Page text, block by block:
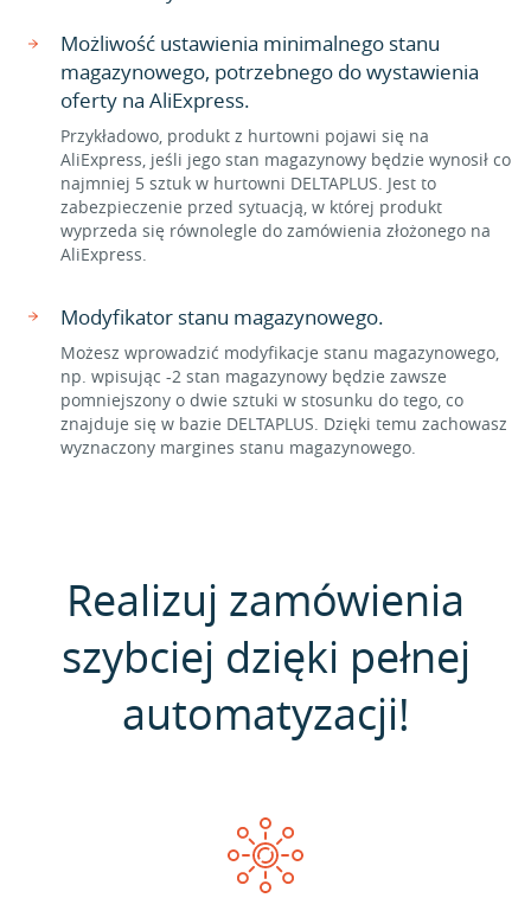
Możliwość ustawienia minimalnego stanu
magazynowego, potrzebnego do wystawienia
oferty na AliExpress.
Przykładowo, produkt z hurtowni pojawi się na
AliExpress, jeśli jego stan magazynowy będzie wynosił co
najmniej 5 sztuk w hurtowni DELTAPLUS. Jest to
zabezpieczenie przed sytuacją, w której produkt
wyprzeda się równolegle do zamówienia złożonego na
AliExpress.
Modyfikator stanu magazynowego.
Możesz wprowadzić modyfikacje stanu magazynowego,
np. wpisując -2 stan magazynowy będzie zawsze
pomniejszony o dwie sztuki w stosunku do tego, co
znajduje się w bazie DELTAPLUS. Dzięki temu zachowasz
wyznaczony margines stanu magazynowego.
Realizuj zamówienia
szybciej dzięki pełnej
automatyzacji!